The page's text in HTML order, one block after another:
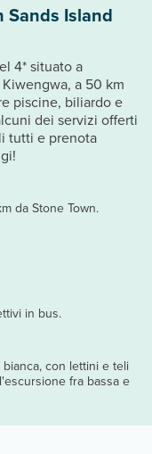
da Stone Town.
in bus.
con lettini e teli
fra bassa e
Sands Island
4* situato a
a 50 km
piscine, biliardo e
dei servizi offerti
tutti e prenota